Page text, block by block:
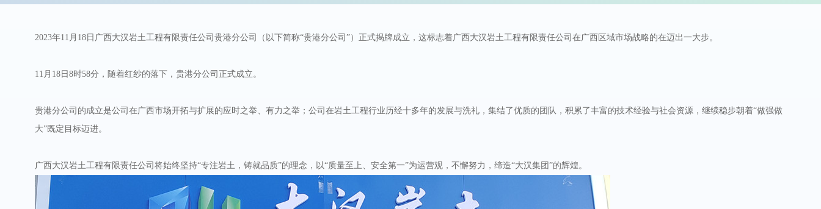
2023年11月18日广西大汉岩土工程有限责任公司贵港分公司（以下简称“贵港分公司”）正式揭牌成立，这标志着广西大汉岩土工程有限责任公司在广西区域市场战略的在迈出一大步。
11月18日8时58分，随着红纱的落下， 贵港分公司正式成立。
贵港分公司的成立是公司在广西市场开拓与扩展的应时之举、有力之举；公司在岩土工程行业历经十多年的发展与洗礼，集结了优质的团队，积累了丰富的技术经验与社会资源，继续稳步朝着“做强做
大”既定目标迈进。
广西大汉岩土工程有限责任公司将始终坚持“专注岩土，铸就品质”的理念，以“质量至上、 安全第一”为运营观，不懈努力，缔造“大汉集团”的辉煌。